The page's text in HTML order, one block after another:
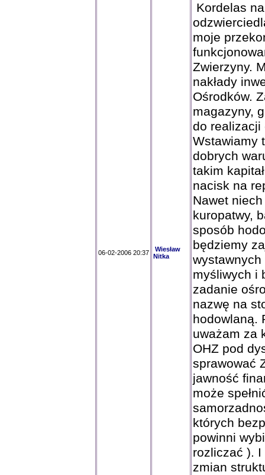
06-02-2006 20:37
Wiesław
Nitka
Kordelas
moje
Zwierzyny.
nakłady
Ośrodków.
magazyny,
do realizacji
Wstawiamy
dobrych
takim
nacisk na
Nawet
kuropatwy,
sposób
będziemy
myśliwych i
zadanie
nazwę na
hodowlaną.
uważam za
OHZ pod
sprawować
jawność
może
których
powinni
rozliczać ).
zmian